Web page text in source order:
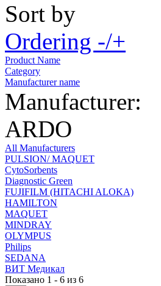
Sort by
Ordering -/+
Product Name
Category
Manufacturer name
Manufacturer:
ARDO
All Manufacturers
PULSION/ MAQUET
CytoSorbents
Diagnostic Green
FUJIFILM (HITACHI ALOKA)
HAMILTON
MAQUET
MINDRAY
OLYMPUS
Philips
SEDANA
ВИТ Медикал
Показано 1 - 6 из 6